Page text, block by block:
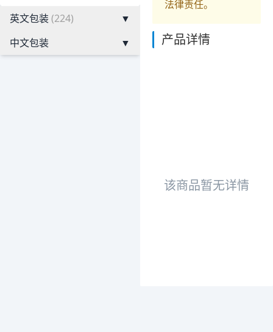
英文包装(224)
▼
中文包装
▼
法律责任。
产品详情
该商品暂无详情